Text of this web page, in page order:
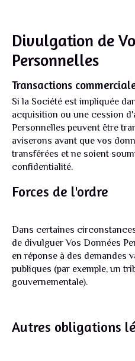
Divulgation de
Personnelles
Transactions
Si la Société est impliquée
acquisition ou une cession
Personnelles peuvent être
aviserons avant que vos
transférées et ne soient
confidentialité.
Forces de l'ordre
Dans certaines
de divulguer Vos Données
en réponse à des demandes
publiques (par exemple, un
gouvernementale).
Autres obligations